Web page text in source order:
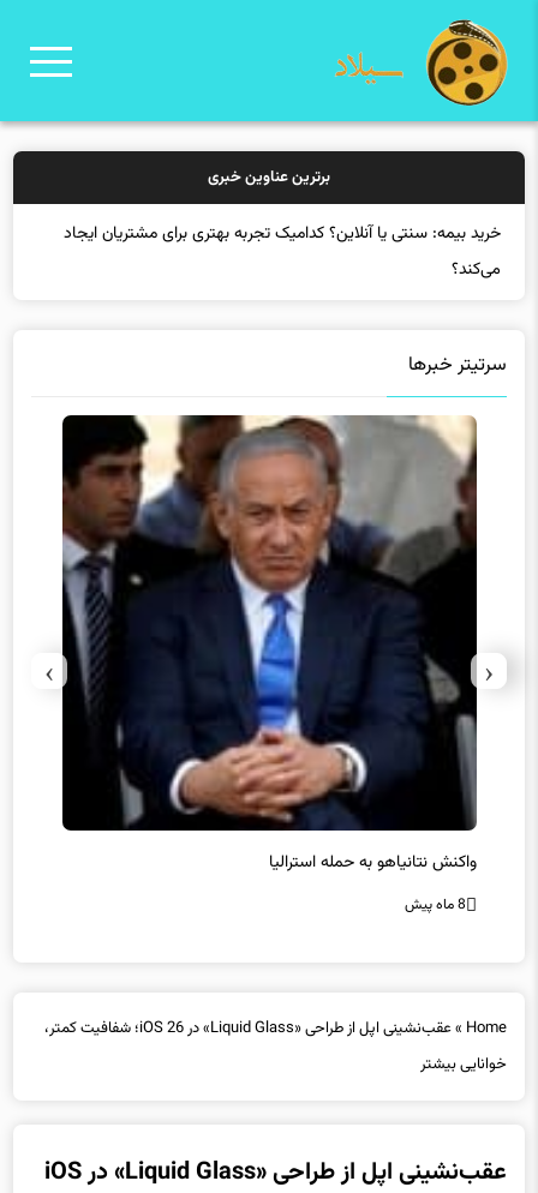
برترین عناوین خبری
خرید
واکنش نتانیاهو به حمله استرالیا
8 ماه پیش
خوانایی بیشتر
26؛ شفافیت کمتر، خوانایی بیشتر